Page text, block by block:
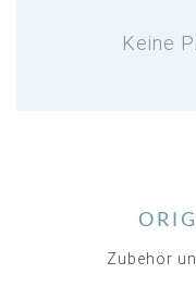
Keine
Zubehör